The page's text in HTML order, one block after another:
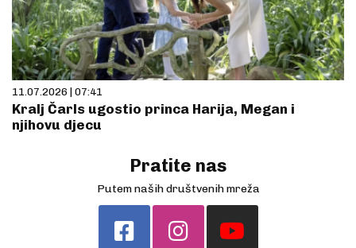
11.07.2026 | 07:41
Kralj Čarls ugostio princa Harija, Megan i
njihovu djecu
Pratite nas
Putem naših društvenih mreža